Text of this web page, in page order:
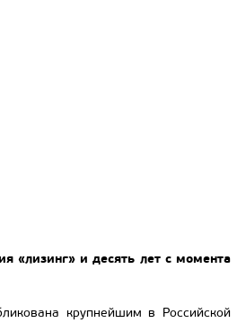
«лизинг» и десять лет с момента
крупнейшим в Российской